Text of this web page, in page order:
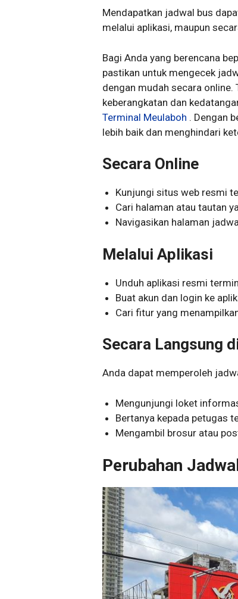
Mendapatkan jadwal bus
melalui aplikasi, maupun
Bagi Anda yang berencana
pastikan untuk mengecek
dengan mudah secara
keberangkatan dan
Terminal Meulaboh . Dengan
lebih baik dan menghindari
Secara Online
Kunjungi situs web resmi
Cari halaman atau tautan
Navigasikan halaman
Melalui Aplikasi
Unduh aplikasi resmi
Buat akun dan login ke
Cari fitur yang
Secara Langsung
Anda dapat memperoleh
Mengunjungi loket
Bertanya kepada petugas
Mengambil brosur atau
Perubahan